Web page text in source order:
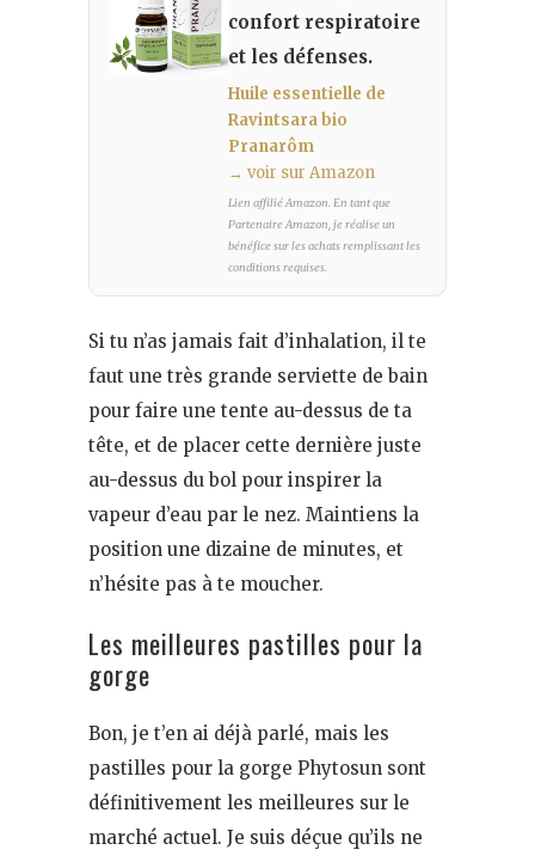
confort respiratoire
et les défenses.
Huile essentielle de
Ravintsara bio
Pranarôm
→ voir sur Amazon
Lien affilié Amazon. En tant que
Partenaire Amazon, je réalise un
bénéfice sur les achats remplissant les
conditions requises.
Si tu n’as jamais fait d’inhalation, il te
faut une très grande serviette de bain
pour faire une tente au-dessus de ta
tête, et de placer cette dernière juste
au-dessus du bol pour inspirer la
vapeur d’eau par le nez. Maintiens la
position une dizaine de minutes, et
n’hésite pas à te moucher.
Les meilleures pastilles pour la
gorge
Bon, je t’en ai déjà parlé, mais les
pastilles pour la gorge Phytosun sont
définitivement les meilleures sur le
marché actuel. Je suis déçue qu’ils ne